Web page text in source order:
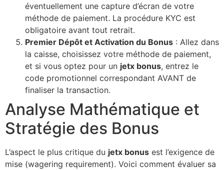
éventuellement une capture d’écran de votre
méthode de paiement. La procédure KYC est
obligatoire avant tout retrait.
Premier Dépôt et Activation du Bonus : Allez dans
la caisse, choisissez votre méthode de paiement,
et si vous optez pour un jetx bonus, entrez le
code promotionnel correspondant AVANT de
finaliser la transaction.
Analyse Mathématique et
Stratégie des Bonus
L’aspect le plus critique du jetx bonus est l’exigence de
mise (wagering requirement). Voici comment évaluer sa